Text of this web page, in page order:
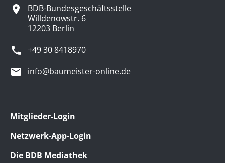
BDB-Bundesgeschäftsstelle
Willdenowstr. 6
12203 Berlin
+49 30 8418970
info@baumeister-online.de
Mitglieder-Login
Netzwerk-App-Login
Die BDB Mediathek